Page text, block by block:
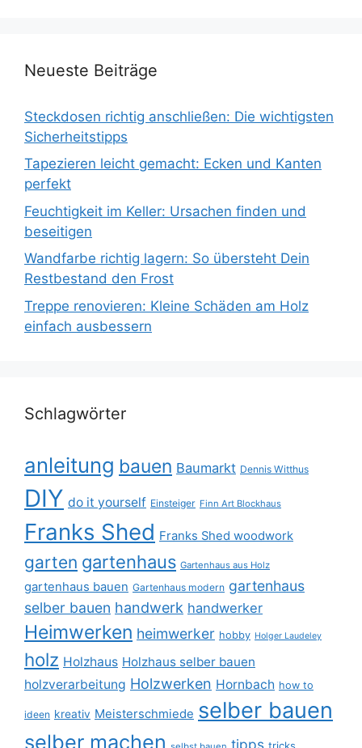
Neueste Beiträge
Steckdosen richtig anschließen: Die wichtigsten
Sicherheitstipps
Tapezieren leicht gemacht: Ecken und Kanten
perfekt
Feuchtigkeit im Keller: Ursachen finden und
beseitigen
Wandfarbe richtig lagern: So übersteht Dein
Restbestand den Frost
Treppe renovieren: Kleine Schäden am Holz
einfach ausbessern
Schlagwörter
anleitung bauen Baumarkt Dennis Witthus
DIY do it yourself Einsteiger Finn Art Blockhaus
Franks Shed Franks Shed woodwork
garten gartenhaus Gartenhaus aus Holz
gartenhaus bauen Gartenhaus modern gartenhaus
selber bauen handwerk handwerker
Heimwerken heimwerker hobby Holger Laudeley
holz Holzhaus Holzhaus selber bauen
holzverarbeitung Holzwerken Hornbach how to
ideen kreativ Meisterschmiede selber bauen
selber machen tipps tricks